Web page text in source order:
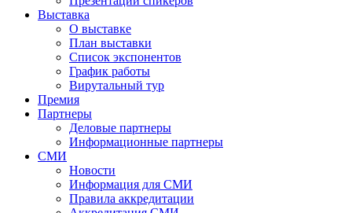
Выставка
О выставке
План выставки
Список экспонентов
График работы
Вирутальный тур
Премия
Партнеры
Деловые партнеры
Информационные партнеры
СМИ
Новости
Информация для СМИ
Правила аккредитации